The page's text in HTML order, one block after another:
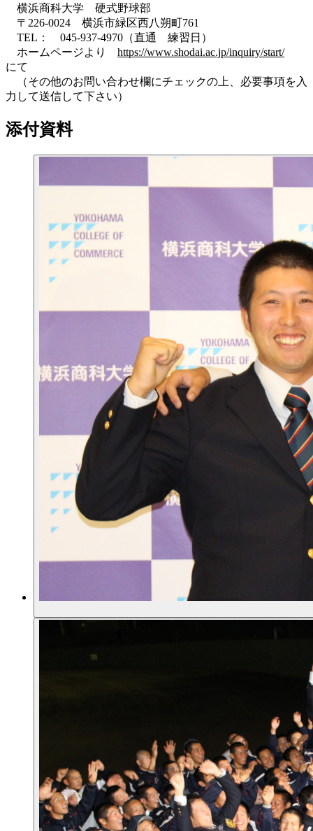
横浜商科大学 硬式野球部
〒226-0024 横浜市緑区西八朔町761
TEL： 045-937-4970（直通 練習日）
ホームページより https://www.shodai.ac.jp/inquiry/start/
にて
（その他のお問い合わせ欄にチェックの上、必要事項を入
力して送信して下さい）
添付資料